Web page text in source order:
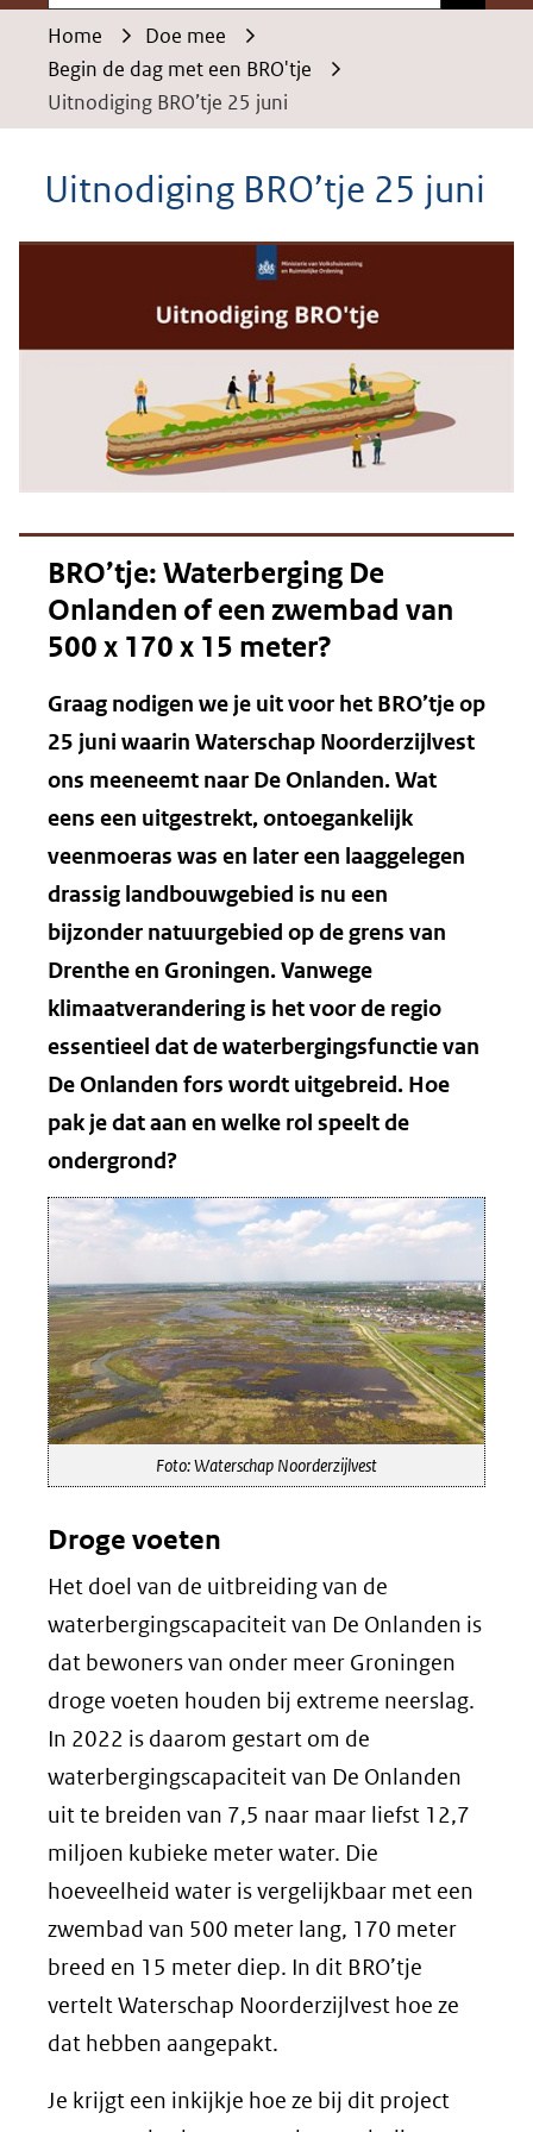
Home
Doe mee
Begin de dag met een BRO'tje
Uitnodiging BRO’tje 25 juni
Uitnodiging BRO’tje 25 juni
BRO’tje: Waterberging De
Onlanden of een zwembad van
500 x 170 x 15 meter?
Graag nodigen we je uit voor het BRO’tje op
25 juni waarin Waterschap Noorderzijlvest
ons meeneemt naar De Onlanden. Wat
eens een uitgestrekt, ontoegankelijk
veenmoeras was en later een laaggelegen
drassig landbouwgebied is nu een
bijzonder natuurgebied op de grens van
Drenthe en Groningen. Vanwege
klimaatverandering is het voor de regio
essentieel dat de waterbergingsfunctie van
De Onlanden fors wordt uitgebreid. Hoe
pak je dat aan en welke rol speelt de
ondergrond?
Foto: Waterschap Noorderzijlvest
Droge voeten
Het doel van de uitbreiding van de
waterbergingscapaciteit van De Onlanden is
dat bewoners van onder meer Groningen
droge voeten houden bij extreme neerslag.
In 2022 is daarom gestart om de
waterbergingscapaciteit van De Onlanden
uit te breiden van 7,5 naar maar liefst 12,7
miljoen kubieke meter water. Die
hoeveelheid water is vergelijkbaar met een
zwembad van 500 meter lang, 170 meter
breed en 15 meter diep. In dit BRO’tje
vertelt Waterschap Noorderzijlvest hoe ze
dat hebben aangepakt.
Je krijgt een inkijkje hoe ze bij dit project